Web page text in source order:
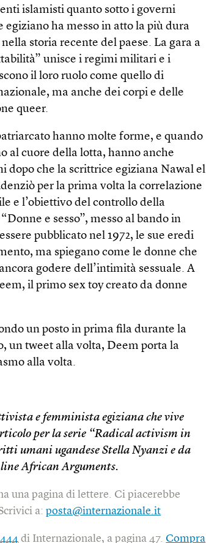
islamisti quanto sotto i governi
ha messo in atto la più dura
storia recente del paese. La gara a
unisce i regimi militari e i
il loro ruolo come quello di
ma anche dei corpi e delle
queer.
hanno molte forme, e quando
al cuore della lotta, hanno anche
dopo che la scrittrice egiziana Nawal el
per la prima volta la correlazione
e l’obiettivo del controllo della
e sesso”, messo al bando in
pubblicato nel 1972, le sue eredi
ma spiegano come le donne che
godere dell’intimità sessuale. A
il primo sex toy creato da donne
un posto in prima fila durante la
un tweet alla volta, Deem porta la
alla volta.
e femminista egiziana che vive
per la serie “Radical activism in
umani ugandese Stella Nyanzi e da
African Arguments.
una pagina di lettere. Ci piacerebbe
a:posta@internazionale.it
di Internazionale, a pagina 47.Compra